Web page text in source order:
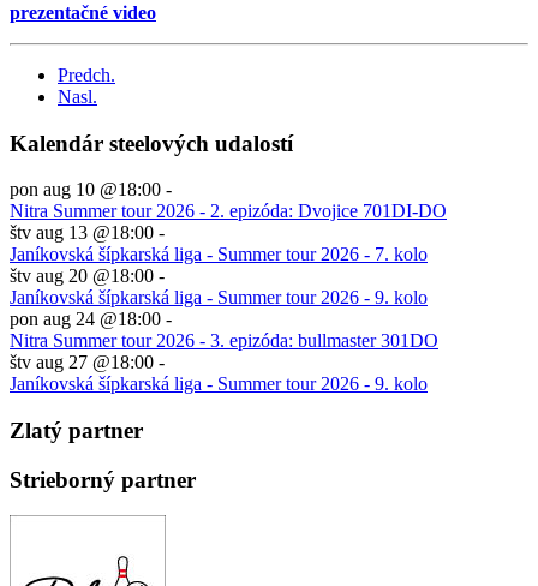
prezentačné video
Predch.
Nasl.
Kalendár steelových udalostí
pon aug 10 @18:00 -
Nitra Summer tour 2026 - 2. epizóda: Dvojice 701DI-DO
štv aug 13 @18:00 -
Janíkovská šípkarská liga - Summer tour 2026 - 7. kolo
štv aug 20 @18:00 -
Janíkovská šípkarská liga - Summer tour 2026 - 9. kolo
pon aug 24 @18:00 -
Nitra Summer tour 2026 - 3. epizóda: bullmaster 301DO
štv aug 27 @18:00 -
Janíkovská šípkarská liga - Summer tour 2026 - 9. kolo
Zlatý partner
Strieborný partner